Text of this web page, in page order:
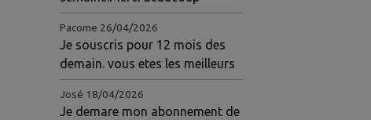
Pacome 26/04/2026
Je souscris pour 12 mois des
demain. vous etes les meilleurs
José 18/04/2026
Je demare mon abonnement de